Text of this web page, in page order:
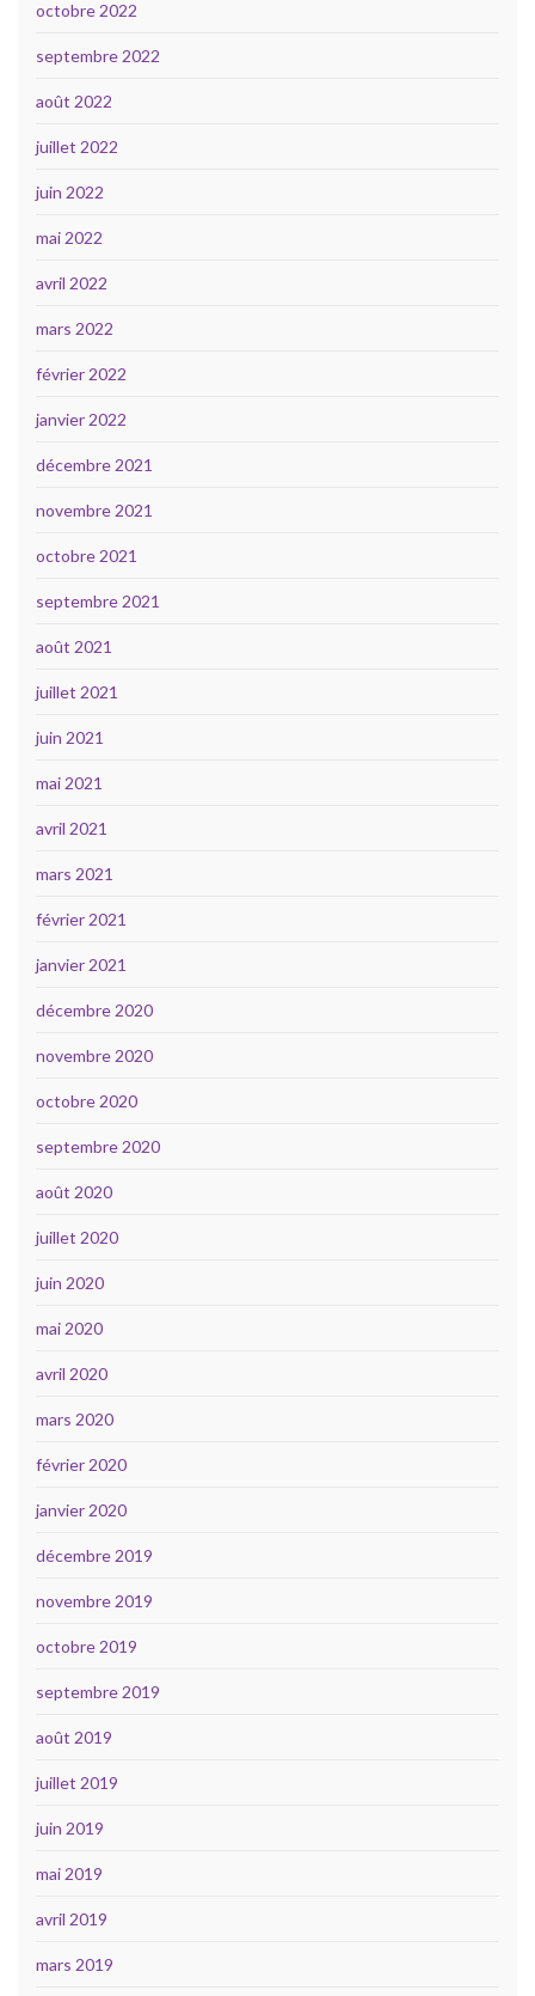
octobre 2022
septembre 2022
août 2022
juillet 2022
juin 2022
mai 2022
avril 2022
mars 2022
février 2022
janvier 2022
décembre 2021
novembre 2021
octobre 2021
septembre 2021
août 2021
juillet 2021
juin 2021
mai 2021
avril 2021
mars 2021
février 2021
janvier 2021
décembre 2020
novembre 2020
octobre 2020
septembre 2020
août 2020
juillet 2020
juin 2020
mai 2020
avril 2020
mars 2020
février 2020
janvier 2020
décembre 2019
novembre 2019
octobre 2019
septembre 2019
août 2019
juillet 2019
juin 2019
mai 2019
avril 2019
mars 2019